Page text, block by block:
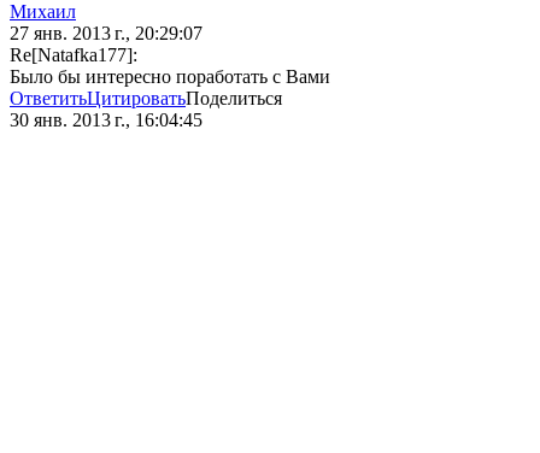
Михаил
27 янв. 2013 г., 20:29:07
Re[Natafka177]:
Было бы интересно поработать с Вами
ОтветитьЦитироватьПоделиться
30 янв. 2013 г., 16:04:45